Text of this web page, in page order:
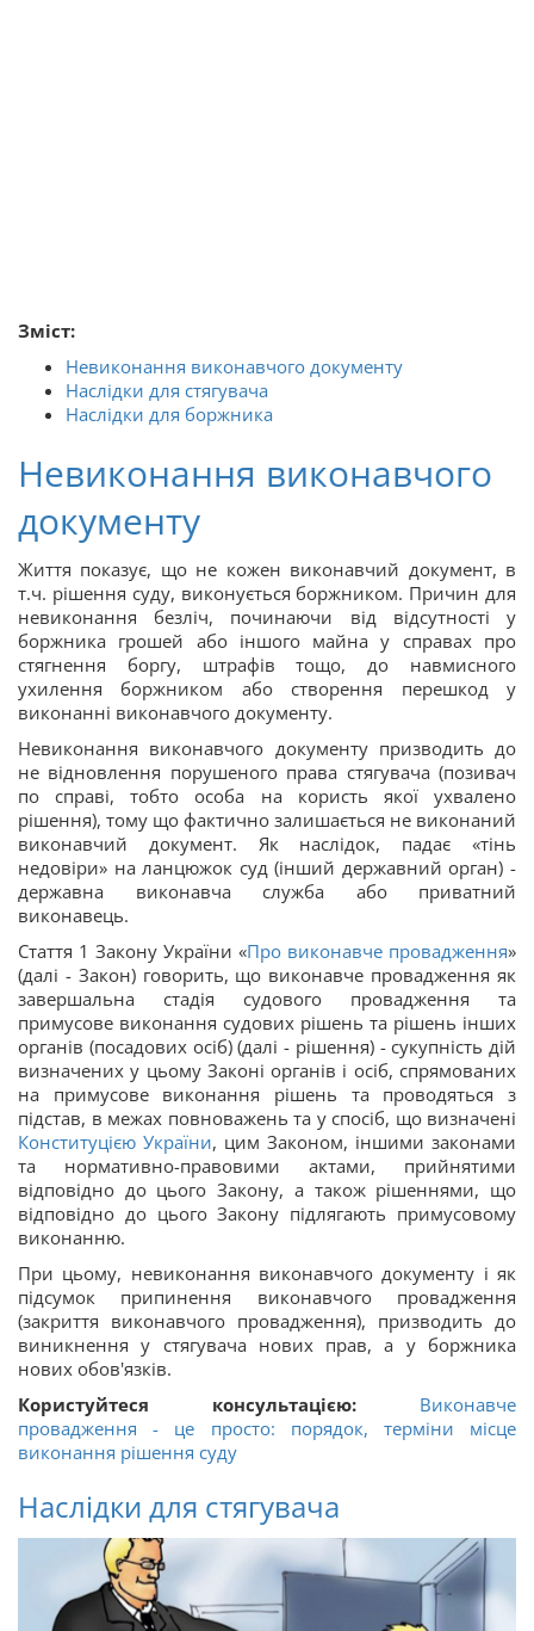
Зміст:
Невиконання виконавчого документу
Наслідки для стягувача
Наслідки для боржника
Невиконання виконавчого
документу
Життя показує, що не кожен виконавчий документ, в
т.ч. рішення суду, виконується боржником. Причин для
невиконання безліч, починаючи від відсутності у
боржника грошей або іншого майна у справах про
стягнення боргу, штрафів тощо, до навмисного
ухилення боржником або створення перешкод у
виконанні виконавчого документу.
Невиконання виконавчого документу призводить до
не відновлення порушеного права стягувача (позивач
по справі, тобто особа на користь якої ухвалено
рішення), тому що фактично залишається не виконаний
виконавчий документ. Як наслідок, падає «тінь
недовіри» на ланцюжок суд (інший державний орган) -
державна виконавча служба або приватний
виконавець.
Стаття 1 Закону України «Про виконавче провадження»
(далі - Закон) говорить, що виконавче провадження як
завершальна стадія судового провадження та
примусове виконання судових рішень та рішень інших
органів (посадових осіб) (далі - рішення) - сукупність дій
визначених у цьому Законі органів і осіб, спрямованих
на примусове виконання рішень та проводяться з
підстав, в межах повноважень та у спосіб, що визначені
Конституцією України, цим Законом, іншими законами
та нормативно-правовими актами, прийнятими
відповідно до цього Закону, а також рішеннями, що
відповідно до цього Закону підлягають примусовому
виконанню.
При цьому, невиконання виконавчого документу і як
підсумок припинення виконавчого провадження
(закриття виконавчого провадження), призводить до
виникнення у стягувача нових прав, а у боржника
нових обов'язків.
Користуйтеся консультацією: Виконавче
провадження - це просто: порядок, терміни місце
виконання рішення суду
Наслідки для стягувача